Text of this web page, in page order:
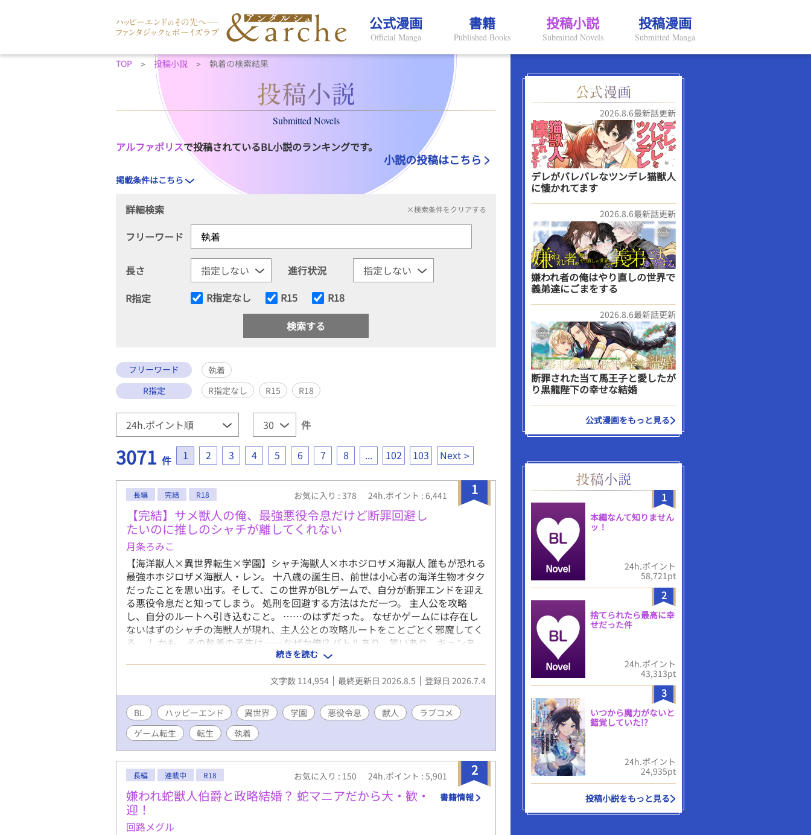
公式漫画
Official Manga
書籍
Published Books
投稿小説
Submitted Novels
投稿漫画
Submitted Manga
TOP 投稿小説 執着の検索結果
Submitted Novels
アルファポリスで投稿されているBL小説のランキングです。
小説の投稿はこちら
掲載条件はこちら
詳細検索 ×検索条件をクリアする
フリーワード
長さ
進行状況
R指定
R指定なし R15 R18
フリーワード
執着
R指定
R指定なし R15 R18
件
3071 件 1 2 3 4 5 6 7 8 ... 102 103 Next
1
長編 完結 R18 お気に入り : 378 24h.ポイント : 6,441
【完結】サメ獣人の俺、最強悪役令息だけど断罪回避し
たいのに推しのシャチが離してくれない
月条ろみこ
【海洋獣人×異世界転生×学園】シャチ海獣人×ホホジロザメ海獣人 誰もが恐れる
最強ホホジロザメ海獣人・レン。 十八歳の誕生日、前世は小心者の海洋生物オタク
だったことを思い出す。そして、この世界がBLゲームで、自分が断罪エンドを迎え
る悪役令息だと知ってしまう。 処刑を回避する方法はただ一つ。 主人公を攻略
し、自分のルートへ引き込むこと。 ……のはずだった。 なぜかゲームには存在し
ないはずのシャチの海獣人が現れ、主人公との攻略ルートをことごとく邪魔してく
る。 しかも、その執着の矛先は――なぜか俺!? バトルあり、笑いあり、キュンあ
り！ 最強なのに小心者なホホジロザメが、推しのシャチに振り回される学園ラブコ
メBL！ 🚫無断転載・AI学習禁止 終盤に性的描写が入る予定ですので、R18として
います。 ※がつく話には性描写があります。 本作はfujossy小説大賞にエントリー
中です。少しでも面白いと思っていただけましたら、投票して応援してくだされば
幸いです。
続きを読む
文字数 114,954 最終更新日 2026.8.5 登録日 2026.7.4
BL ハッピーエンド 異世界 学園 悪役令息 獣人
ラブコメ
ゲーム転生
転生 執着
2
長編 連載中 R18 お気に入り : 150 24h.ポイント : 5,901
嫌われ蛇獣人伯爵と政略結婚？ 蛇マニアだから大・歓・
迎！
回路メグル
書籍情報
2026.8.6最新話更新
デレがバレバレなツンデレ猫獣人
に懐かれてます
2026.8.6最新話更新
嫌われ者の俺はやり直しの世界で
義弟達にごまをする
2026.8.6最新話更新
断罪された当て馬王子と愛したが
り黒龍陛下の幸せな結婚
公式漫画をもっと見る
1
本編なんて知りません
ッ！
24h.ポイント
58,721pt
2
捨てられたら最高に幸
せだった件
24h.ポイント
43,313pt
3
いつから魔力がないと
錯覚していた!?
24h.ポイント
24,935pt
投稿小説をもっと見る